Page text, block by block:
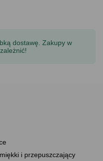
dostawę. Zakupy w
i przepuszczający